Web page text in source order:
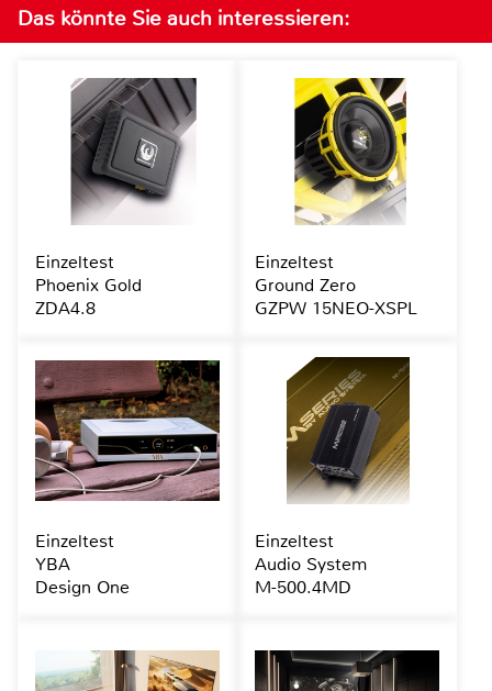
Das könnte Sie auch interessieren:
Einzeltest
Phoenix Gold
ZDA4.8
Einzeltest
Ground Zero
GZPW 15NEO-XSPL
Einzeltest
YBA
Design One
Einzeltest
Audio System
M-500.4MD